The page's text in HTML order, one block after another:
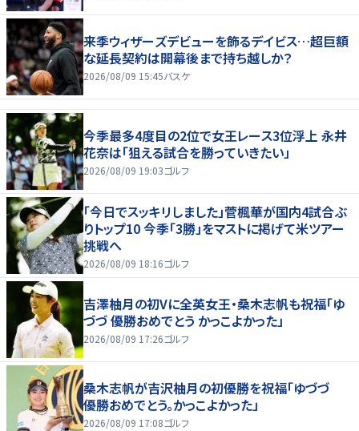
来季ウィザーズデビューを飾るデイビス…超巨額
な延長契約は開幕後まで持ち越しか？
2026/08/09 15:45バスケ
今季最多4度目の2位で女王レース3位浮上 永井
花奈は「狙える試合を勝っていきたい」
2026/08/09 19:03ゴルフ
「今日でスッキリしました」菅楓華が国内4試合ぶ
りトップ10 今季「3勝」をマストに掲げて米ツアー
挑戦へ
2026/08/09 18:16ゴルフ
吉澤柚月の初Vに全英女王・桑木志帆も祝福「ゆ
づづ 優勝おめでとう かっこよかった」
2026/08/09 17:26ゴルフ
桑木志帆が吉沢柚月の初優勝を祝福「ゆづづ
優勝おめでとう。かっこよかった」
2026/08/09 17:08ゴルフ